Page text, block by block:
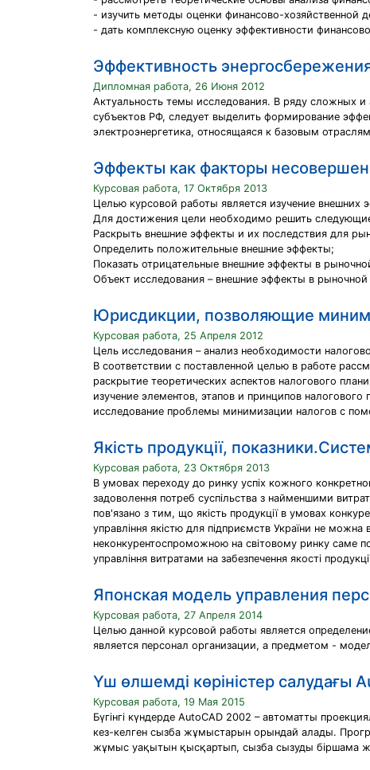
- изучить методы оценки финансово-хозяйственной
- дать комплексную оценку эффективности
Эффективность
Дипломная работа, 26 Июня 2012
Актуальность темы исследования. В ряду сложных
субъектов РФ, следует выделить формирование
электроэнергетика, относящаяся к базовым
Эффекты как факторы
Курсовая работа, 17 Октября 2013
Целью курсовой работы является изучение внешних
Для достижения цели необходимо решить
Раскрыть внешние эффекты и их последствия для
Определить положительные внешние эффекты;
Показать отрицательные внешние эффекты в
Объект исследования – внешние эффекты в
Юрисдикции, позволяющие
Курсовая работа, 25 Апреля 2012
Цель исследования – анализ необходимости
В соответствии с поставленной целью в работе
раскрытие теоретических аспектов налогового
изучение элементов, этапов и принципов налогового
исследование проблемы минимизации налогов с
Якість продукції,
Курсовая работа, 23 Октября 2013
В умовах переходу до ринку успіх кожного
задоволення потреб суспільства з найменшими
пов'язано з тим, що якість продукції в умовах
управління якістю для підприємств України не можна
неконкурентоспроможною на світовому ринку саме
управління витратами на забезпечення якості
Японская модель управления
Курсовая работа, 27 Апреля 2014
Целью данной курсовой работы является
является персонал организации, а предметом -
Үш өлшемді көріністер салудағы
Курсовая работа, 19 Мая 2015
Бүгінгі күндерде AutoCAD 2002 – автоматты
кез-келген сызба жұмыстарын орындай алады.
жұмыс уақытын қысқартып, сызба сызуды біршама